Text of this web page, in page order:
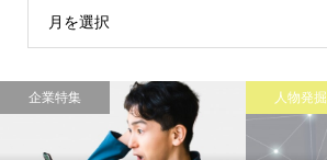
月を選択
企業特集 人物発掘